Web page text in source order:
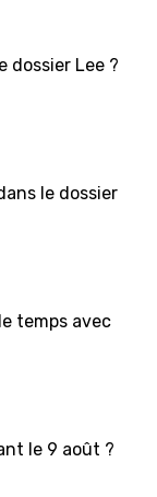
dossier Lee ?
le dossier
temps avec
le 9 août ?